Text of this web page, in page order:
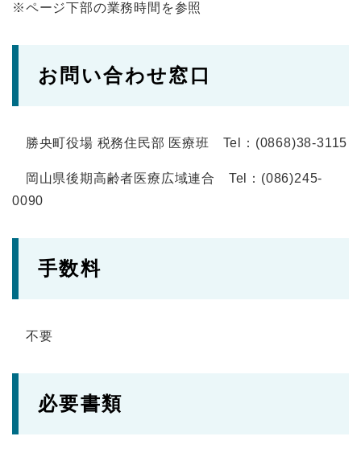
※ページ下部の業務時間を参照
お問い合わせ窓口
勝央町役場 税務住民部 医療班 Tel：(0868)38-3115
岡山県後期高齢者医療広域連合 Tel：(086)245-
0090
手数料
不要
必要書類